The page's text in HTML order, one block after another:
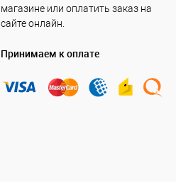
магазине или оплатить заказ на
сайте онлайн.
Принимаем к оплате